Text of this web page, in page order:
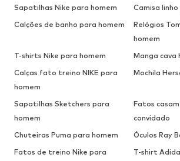
Sapatilhas Nike para homem
Camisa
Calções de banho para homem
Relógios
homem
T-shirts Nike para homem
Manga cava
Calças fato treino NIKE para
homem
Mochila
Sapatilhas Sketchers para
homem
Fatos
convidado
Chuteiras Puma para homem
Óculos Ray
Fatos de treino Nike para
T-shirt